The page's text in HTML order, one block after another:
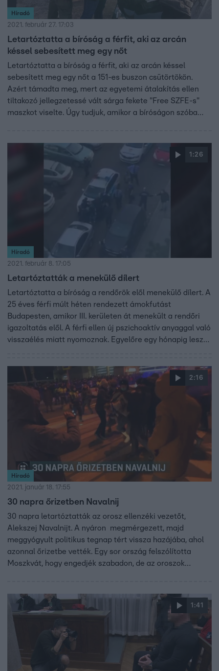
Híradó
2021. február 27. 17:03
Letartóztatta a bíróság a férfit, aki az arcán
késsel sebesített meg egy nőt
Letartóztatta a bíróság a férfit, aki az arcán késsel
sebesített meg egy nőt a 151-es buszon csütörtökön.
Azért támadta meg, mert az egyetemi átalakítás ellen
tiltakozó jellegzetessé vált sárga fekete "Free SZFE-s"
maszkot viselte. Úgy tudjuk, amikor a bíróságon szóba
1:26
Híradó
2021. február 8. 17:05
Letartóztatták a menekülő dílert
Letartóztatta a bíróság a rendőrök elől menekülő dílert. A
25 éves férfi múlt héten rendezett ámokfutást
Budapesten, amikor III. kerületen át menekült a rendőri
igazoltatás elől. A férfi ellen új pszichoaktív anyaggal való
visszaélés miatt nyomoznak. Egyelőre egy hónapig lesz
2:16
Híradó
2021. január 18. 17:55
30 napra őrizetben Navalnij
30 napra letartóztatták az orosz ellenzéki vezetőt,
Alekszej Navalnijt. A nyáron megmérgezett, majd
meggyógyult politikus tegnap tért vissza hazájába, ahol
azonnal őrizetbe vették. Egy sor ország felszólította
Moszkvát, hogy engedjék szabadon, de az oroszok
1:41